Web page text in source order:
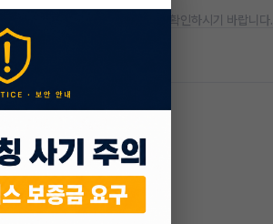
* 정확한 정보는 판매자와 반드시 확인하시기 바랍니다.
차량 위치
경남 거제시
박래철 매니저
통화가 부재중 이더라도
보신 차량 차량번호
카톡 남겨주시면